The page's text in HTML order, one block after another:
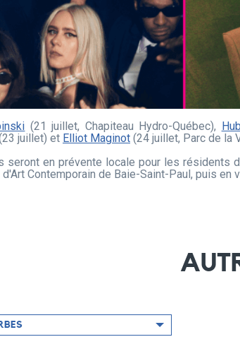
(21 juillet, Chapiteau Hydro-Québec),
juillet) et Elliot Maginot (24 juillet, Parc de la
seront en prévente locale pour les résidents
Contemporain de Baie-Saint-Paul, puis en